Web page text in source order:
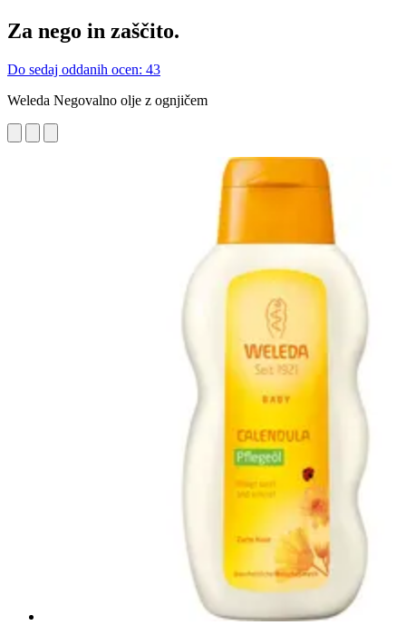
Za nego in zaščito.
Do sedaj oddanih ocen: 43
Weleda Negovalno olje z ognjičem